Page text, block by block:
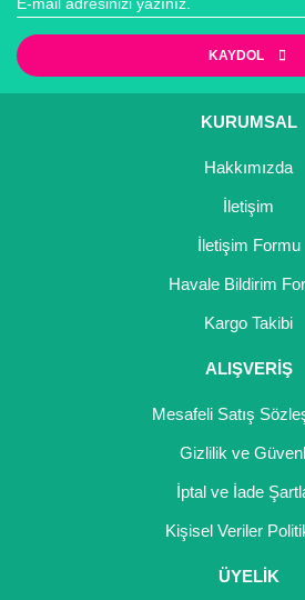
KAYDOL
KURUMSAL
Hakkımızda
İletişim
İletişim Formu
Havale Bildirim
Kargo Takibi
ALIŞVERİŞ
Mesafeli Satış
Gizlilik ve
İptal ve İade
Kişisel Veriler
ÜYELİK